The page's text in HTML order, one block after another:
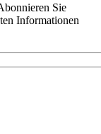
Sie
Informationen